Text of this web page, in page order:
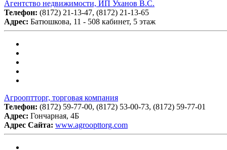
Агентство недвижимости, ИП Уханов В.С.
Телефон: (8172) 21-13-47, (8172) 21-13-65
Адрес: Батюшкова, 11 - 508 кабинет, 5 этаж
Агрооптторг, торговая компания
Телефон: (8172) 59-77-00, (8172) 53-00-73, (8172) 59-77-01
Адрес: Гончарная, 4Б
Адрес Сайта: www.agroopttorg.com